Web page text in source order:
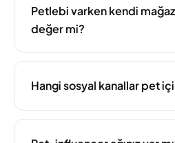
Petlebi varken kendi
değer mi?
Hangi sosyal kanallar pet